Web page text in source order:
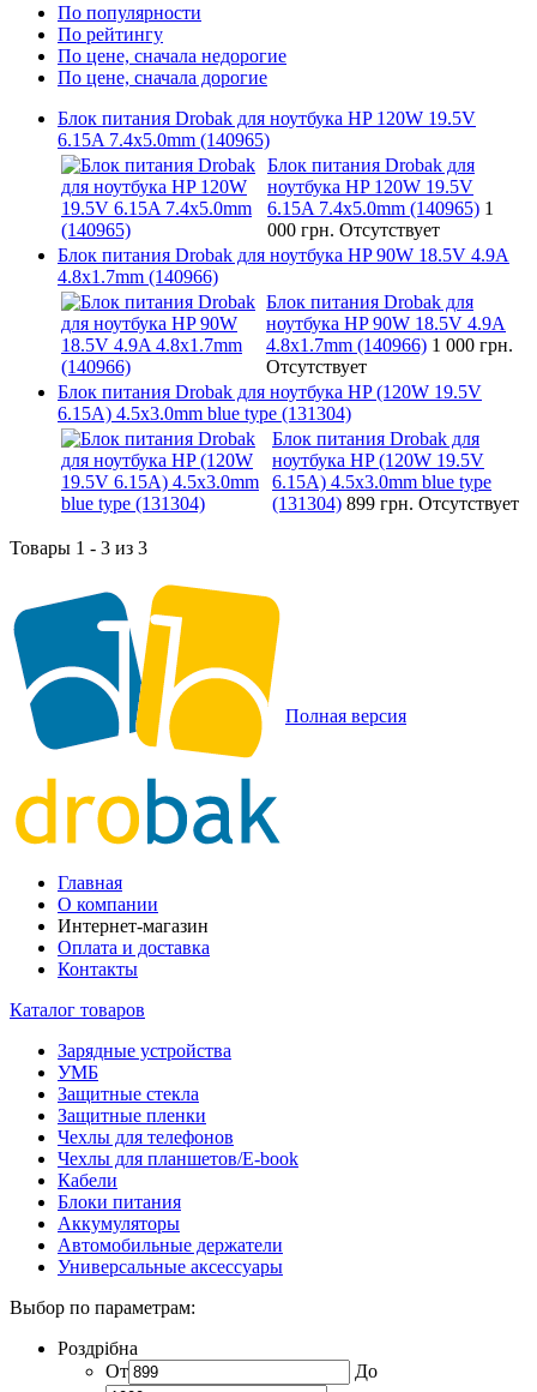
По популярности
По рейтингу
По цене, сначала недорогие
По цене, сначала дорогие
Блок питания Drobak для ноутбука HP 120W 19.5V
6.15A 7.4x5.0mm (140965)
Блок питания Drobak для
ноутбука HP 120W 19.5V
6.15A 7.4x5.0mm (140965) 1
000 грн. Отсутствует
Блок питания Drobak для ноутбука HP 90W 18.5V 4.9A
4.8x1.7mm (140966)
Блок питания Drobak для
ноутбука HP 90W 18.5V 4.9A
4.8x1.7mm (140966) 1 000 грн.
Отсутствует
Блок питания Drobak для ноутбука HP (120W 19.5V
6.15A) 4.5x3.0mm blue type (131304)
Блок питания Drobak для
ноутбука HP (120W 19.5V
6.15A) 4.5x3.0mm blue type
(131304) 899 грн. Отсутствует
Товары 1 - 3 из 3
Полная версия
Главная
О компании
Интернет-магазин
Оплата и доставка
Контакты
Каталог товаров
Зарядные устройства
УМБ
Защитные стекла
Защитные пленки
Чехлы для телефонов
Чехлы для планшетов/E-book
Кабели
Блоки питания
Аккумуляторы
Автомобильные держатели
Универсальные аксессуары
Выбор по параметрам:
Роздрібна
От
До